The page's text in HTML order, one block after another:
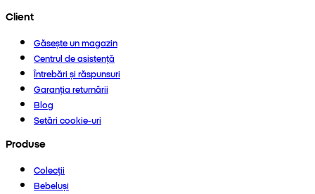
Client
Găsește un magazin
Centrul de asistență
Întrebări și răspunsuri
Garanția returnării
Blog
Setări cookie-uri
Produse
Colecții
Bebeluși